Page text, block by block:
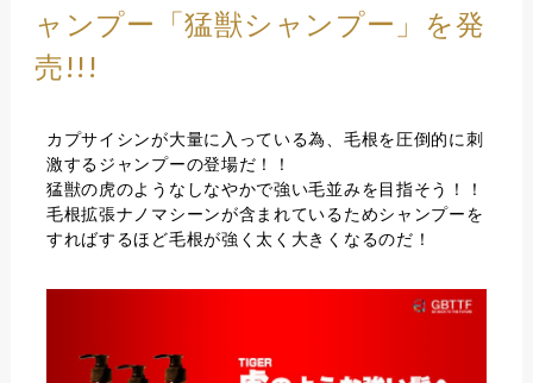
ャンプー「猛獣シャンプー」を発
売!!!
カプサイシンが大量に入っている為、毛根を圧倒的に刺
激するジャンプーの登場だ！！
猛獣の虎のようなしなやかで強い毛並みを目指そう！！
毛根拡張ナノマシーンが含まれているためシャンプーを
すればするほど毛根が強く太く大きくなるのだ！